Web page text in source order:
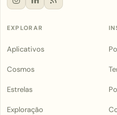
EXPLORAR
Aplicativos
Cosmos
Estrelas
Exploração